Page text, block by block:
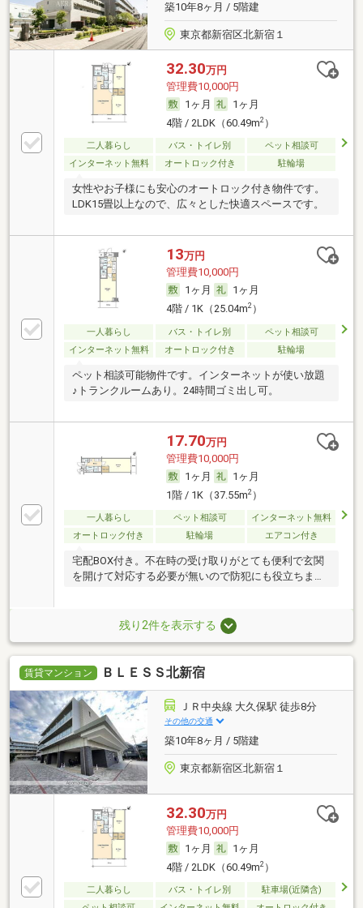
築10年8ヶ月 / 5階建
東京都新宿区北新宿１
32.30万円
管理費10,000円
1ヶ月
1ヶ月
4階 / 2LDK（60.49m2）
二人暮らし バス・トイレ別
ペット相談可
インターネット無料
オートロック付き 駐輪場
女性やお子様にも安心のオートロック付き物件です。
LDK15畳以上なので、広々とした快適スペースです。
13万円
管理費10,000円
1ヶ月
1ヶ月
4階 / 1K（25.04m2）
一人暮らし バス・トイレ別
ペット相談可
インターネット無料
オートロック付き 駐輪場
ペット相談可能物件です。インターネットが使い放題
♪トランクルームあり。24時間ゴミ出し可。
17.70万円
管理費10,000円
1ヶ月
1ヶ月
1階 / 1K（37.55m2）
一人暮らし ペット相談可
インターネット無料
オートロック付き
駐輪場 エアコン付き
宅配BOX付き。不在時の受け取りがとても便利で玄関
を開けて対応する必要が無いので防犯にも役立ちま
残り2件を表示する
賃貸マンション ＢＬＥＳＳ北新宿
ＪＲ中央線 大久保駅 徒歩8分
その他の交通
築10年8ヶ月 / 5階建
東京都新宿区北新宿１
32.30万円
管理費10,000円
1ヶ月
1ヶ月
4階 / 2LDK（60.49m2）
二人暮らし バス・トイレ別
駐車場(近隣含)